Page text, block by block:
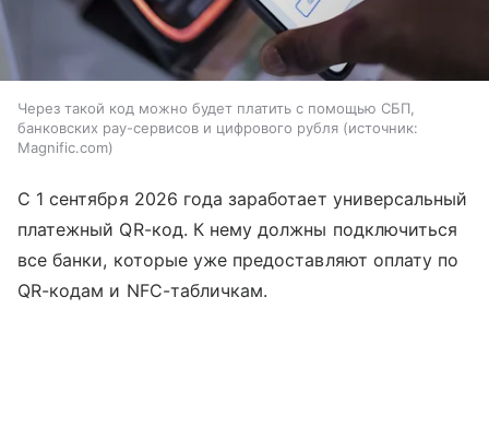
Через такой код можно будет платить с помощью СБП,
банковских pay-сервисов и цифрового рубля
источник:
Magnific.com
С 1 сентября 2026 года заработает универсальный
платежный QR-код. К нему должны подключиться
все банки, которые уже предоставляют оплату по
QR-кодам и NFC-табличкам.